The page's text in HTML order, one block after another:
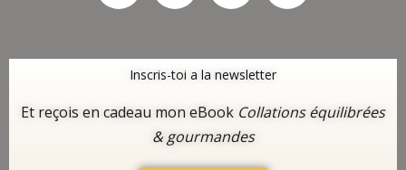
Inscris-toi a la newsletter
Et reçois en cadeau mon eBook Collations équilibrées
& gourmandes